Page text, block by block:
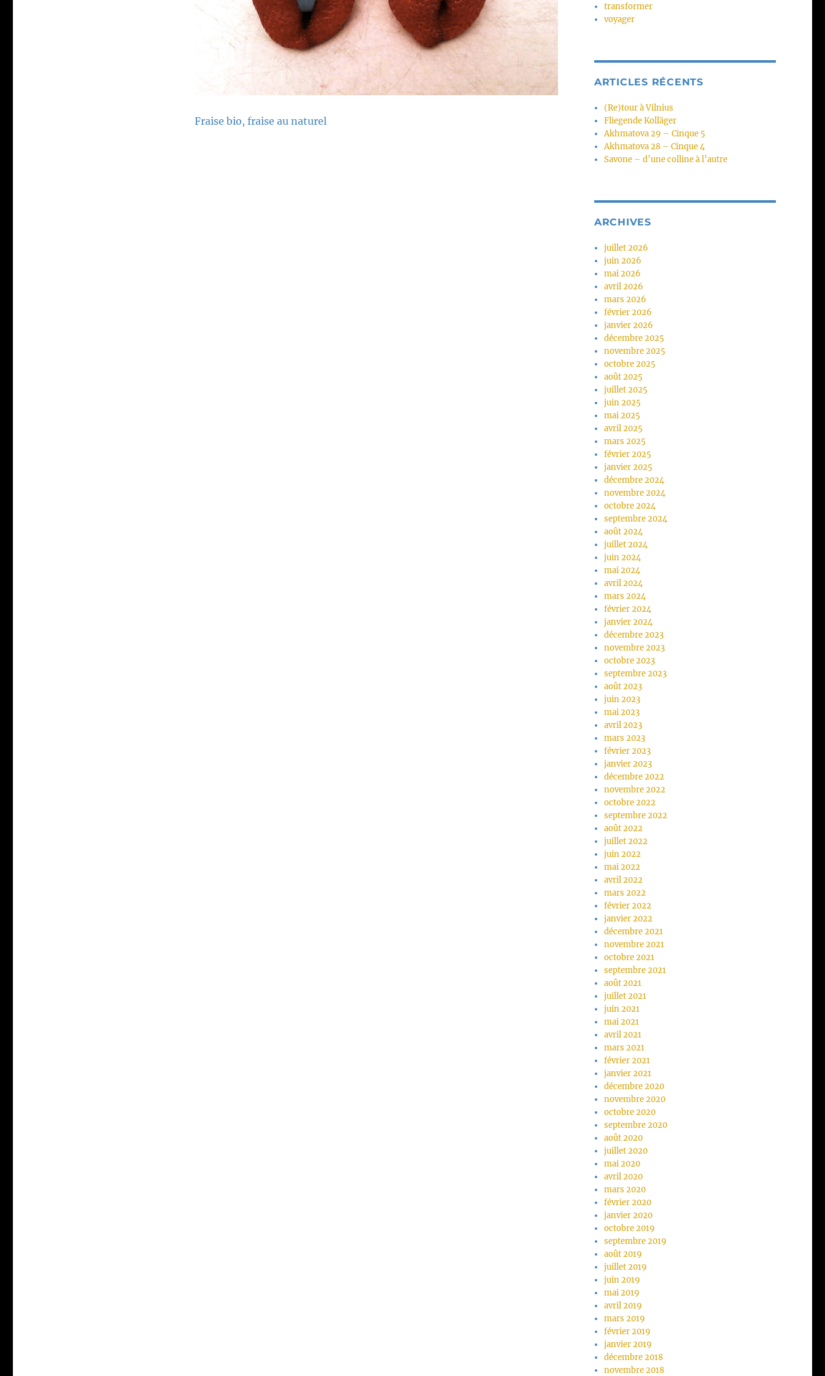
Fraise bio, fraise au naturel
transformer
voyager
ARTICLES RÉCENTS
(Re)tour à Vilnius
Fliegende Kolläger
Akhmatova 29 – Cinque 5
Akhmatova 28 – Cinque 4
Savone – d’une colline à l’autre
ARCHIVES
juillet 2026
juin 2026
mai 2026
avril 2026
mars 2026
février 2026
janvier 2026
décembre 2025
novembre 2025
octobre 2025
août 2025
juillet 2025
juin 2025
mai 2025
avril 2025
mars 2025
février 2025
janvier 2025
décembre 2024
novembre 2024
octobre 2024
septembre 2024
août 2024
juillet 2024
juin 2024
mai 2024
avril 2024
mars 2024
février 2024
janvier 2024
décembre 2023
novembre 2023
octobre 2023
septembre 2023
août 2023
juin 2023
mai 2023
avril 2023
mars 2023
février 2023
janvier 2023
décembre 2022
novembre 2022
octobre 2022
septembre 2022
août 2022
juillet 2022
juin 2022
mai 2022
avril 2022
mars 2022
février 2022
janvier 2022
décembre 2021
novembre 2021
octobre 2021
septembre 2021
août 2021
juillet 2021
juin 2021
mai 2021
avril 2021
mars 2021
février 2021
janvier 2021
décembre 2020
novembre 2020
octobre 2020
septembre 2020
août 2020
juillet 2020
mai 2020
avril 2020
mars 2020
février 2020
janvier 2020
octobre 2019
septembre 2019
août 2019
juillet 2019
juin 2019
mai 2019
avril 2019
mars 2019
février 2019
janvier 2019
décembre 2018
novembre 2018